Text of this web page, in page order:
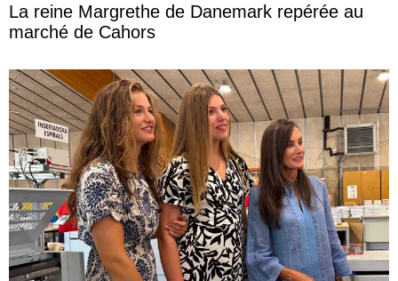
La reine Margrethe de Danemark repérée au
marché de Cahors